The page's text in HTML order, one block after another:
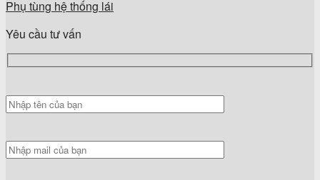
Phụ tùng hệ thống lái
Yêu cầu tư vấn